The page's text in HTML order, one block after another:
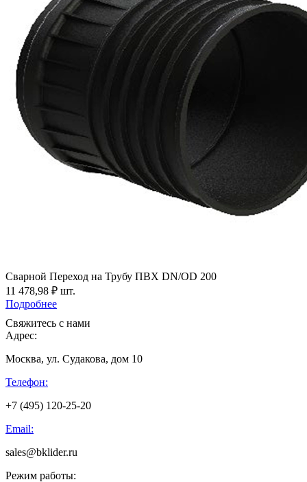
Сварной Переход на Трубу ПВХ DN/OD 200
11 478,98 ₽ шт.
Подробнее
Свяжитесь с нами
Адрес:
Москва, ул. Судакова, дом 10
Телефон:
+7 (495) 120-25-20
Email:
sales@bklider.ru
Режим работы: